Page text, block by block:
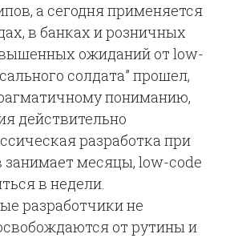
а сегодня применяется
в банках и розничных
ожиданий от low-
солдата” прошел,
пониманию,
действительно
разработка при
занимает месяцы, low-code
в недели.
разработчики не
от рутины и